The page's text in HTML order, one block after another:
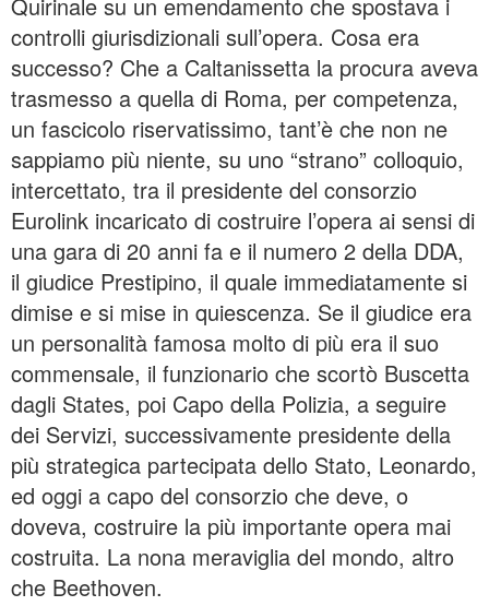
controlli giurisdizionali sull’opera. Cosa era
successo? Che a Caltanissetta la procura aveva
trasmesso a quella di Roma, per competenza,
un fascicolo riservatissimo, tant’è che non ne
sappiamo più niente, su uno “strano” colloquio,
intercettato, tra il presidente del consorzio
Eurolink incaricato di costruire l’opera ai sensi di
una gara di 20 anni fa e il numero 2 della DDA,
il giudice Prestipino, il quale immediatamente si
dimise e si mise in quiescenza. Se il giudice era
un personalità famosa molto di più era il suo
commensale, il funzionario che scortò Buscetta
dagli States, poi Capo della Polizia, a seguire
dei Servizi, successivamente presidente della
più strategica partecipata dello Stato, Leonardo,
ed oggi a capo del consorzio che deve, o
doveva, costruire la più importante opera mai
costruita. La nona meraviglia del mondo, altro
che Beethoven.